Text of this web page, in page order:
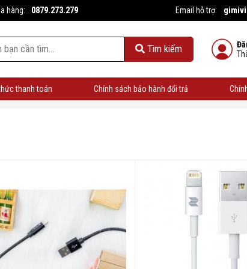
hàng: 0879.273.279 Email hỗ trợ:
Tìm kiếm
thanh toán Chính sách bảo hành đổi trả